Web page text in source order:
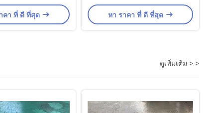
คา ที่ ดี ที่สุด
เครื่องยนต์ 6 ซิลินเดอร์
หา ราคา ที่ ดี ที่สุด
ดูเพิ่มเติม > >